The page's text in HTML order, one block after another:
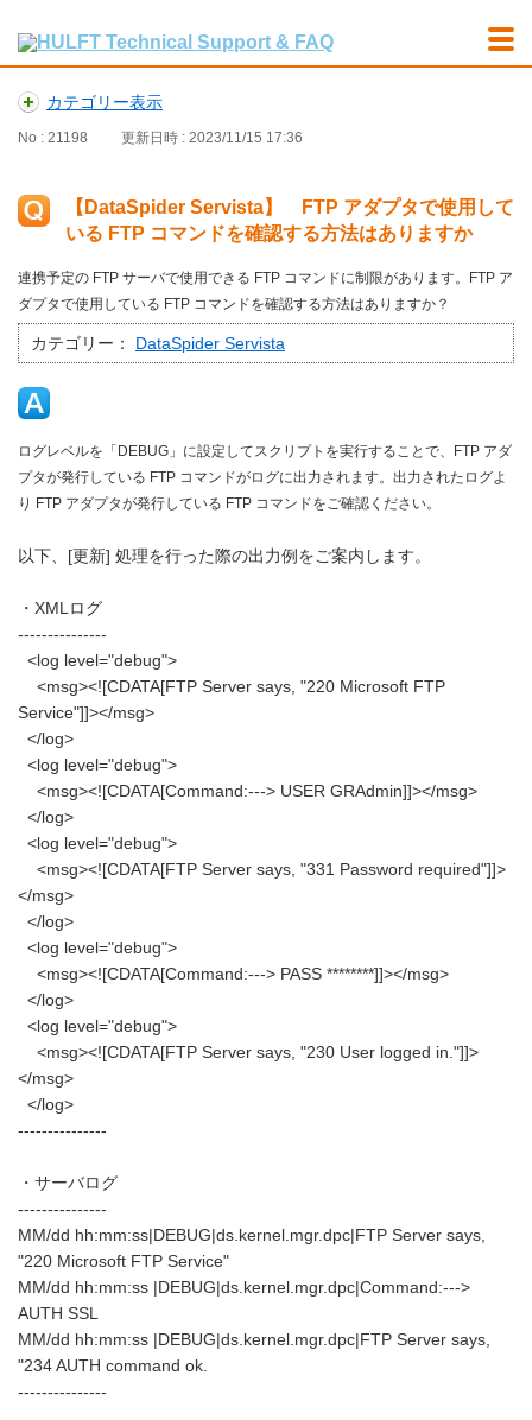
カテゴリー表示
No : 21198 更新日時 : 2023/11/15 17:36
【DataSpider Servista】 FTP アダプタで使用して
いる FTP コマンドを確認する方法はありますか
連携予定の FTP サーバで使用できる FTP コマンドに制限があります。FTP ア
ダプタで使用している FTP コマンドを確認する方法はありますか？
カテゴリー： DataSpider Servista
ログレベルを「DEBUG」に設定してスクリプトを実行することで、FTP アダ
プタが発行している FTP コマンドがログに出力されます。出力されたログよ
り FTP アダプタが発行している FTP コマンドをご確認ください。
以下、[更新] 処理を行った際の出力例をご案内します。
・XMLログ
---------------
<log level="debug">
<msg><![CDATA[FTP Server says, "220 Microsoft FTP
Service"]]></msg>
</log>
<log level="debug">
<msg><![CDATA[Command:---> USER GRAdmin]]></msg>
</log>
<log level="debug">
<msg><![CDATA[FTP Server says, "331 Password required"]]>
</msg>
</log>
<log level="debug">
<msg><![CDATA[Command:---> PASS ********]]></msg>
</log>
<log level="debug">
<msg><![CDATA[FTP Server says, "230 User logged in."]]>
</msg>
</log>
---------------
・サーバログ
---------------
MM/dd hh:mm:ss|DEBUG|ds.kernel.mgr.dpc|FTP Server says,
"220 Microsoft FTP Service"
MM/dd hh:mm:ss |DEBUG|ds.kernel.mgr.dpc|Command:--->
AUTH SSL
MM/dd hh:mm:ss |DEBUG|ds.kernel.mgr.dpc|FTP Server says,
"234 AUTH command ok.
---------------